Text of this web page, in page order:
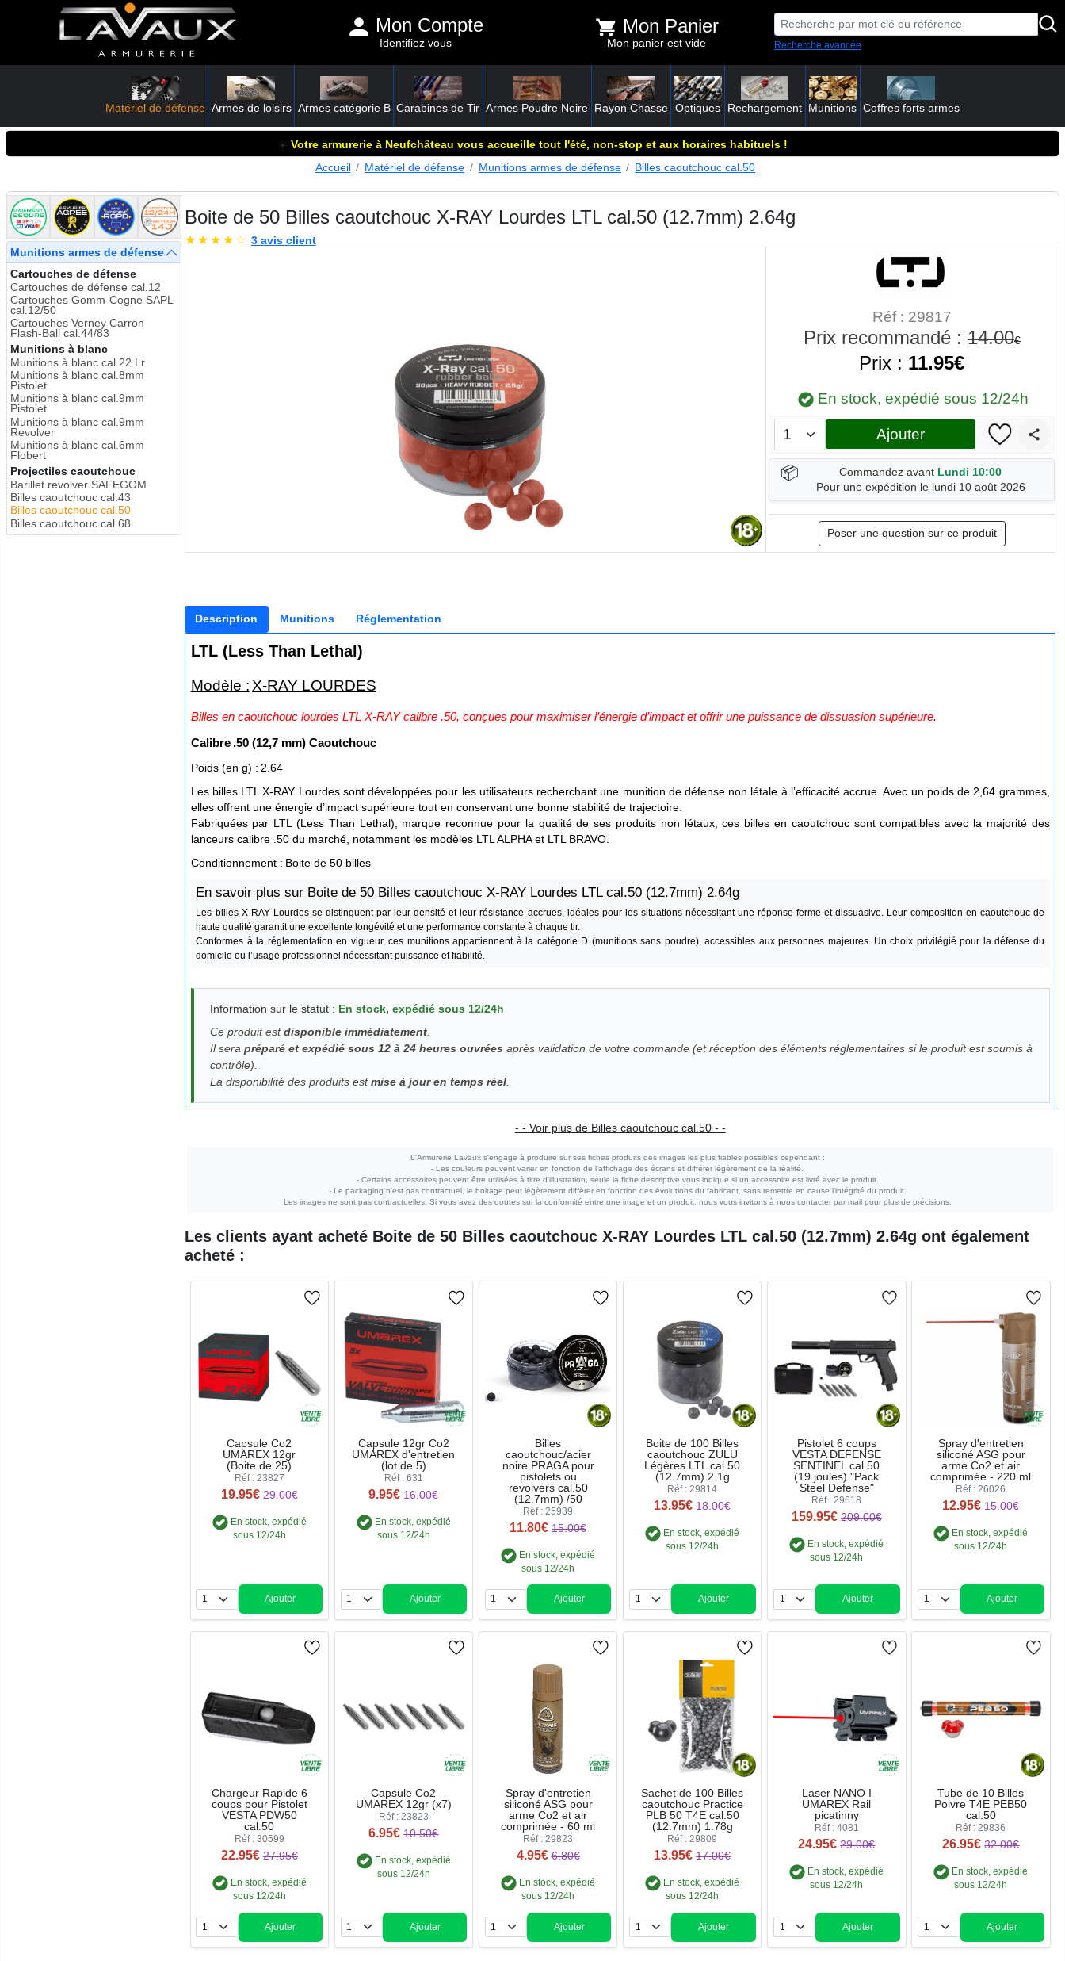
Mon Compte
Identifiez vous
Mon Panier
Mon panier est vide Recherche avancée
Matériel de défense Armes de loisirs Armes catégorie B Carabines de Tir Armes Poudre Noire Rayon Chasse Optiques Rechargement Munitions Coffres forts armes
☀️ Votre armurerie à Neufchâteau vous accueille tout l'été, non-stop et aux horaires habituels !
Accueil
Matériel de défense Munitions armes de défense Billes caoutchouc cal.50
Munitions armes de défense
Cartouches de défense
Cartouches de défense cal.12
Cartouches Gomm-Cogne SAPL
cal.12/50
Cartouches Verney Carron
Flash-Ball cal.44/83
Munitions à blanc
Munitions à blanc cal.22 Lr
Munitions à blanc cal.8mm
Pistolet
Munitions à blanc cal.9mm
Pistolet
Munitions à blanc cal.9mm
Revolver
Munitions à blanc cal.6mm
Flobert
Projectiles caoutchouc
Barillet revolver SAFEGOM
Billes caoutchouc cal.43
Billes caoutchouc cal.50
Billes caoutchouc cal.68
Boite de 50 Billes caoutchouc X-RAY Lourdes LTL cal.50 (12.7mm) 2.64g
★ ★ ★ ★ ☆ 3 avis client
Réf : 29817
Prix recommandé :14.00€
Prix : 11.95€
En stock, expédié sous 12/24h
Ajouter
📦 Commandez avant Lundi 10:00
Pour une expédition le lundi 10 août 2026
Poser une question sur ce produit
Description Munitions Réglementation
LTL (Less Than Lethal)
Modèle : X-RAY LOURDES
Billes en caoutchouc lourdes LTL X-RAY calibre .50, conçues pour maximiser l’énergie d’impact et offrir une puissance de dissuasion supérieure.
Calibre .50 (12,7 mm) Caoutchouc
Poids (en g) : 2.64
Les billes LTL X-RAY Lourdes sont développées pour les utilisateurs recherchant une munition de défense non létale à l’efficacité accrue. Avec un poids de 2,64 grammes,
elles offrent une énergie d’impact supérieure tout en conservant une bonne stabilité de trajectoire.
Fabriquées par LTL (Less Than Lethal), marque reconnue pour la qualité de ses produits non létaux, ces billes en caoutchouc sont compatibles avec la majorité des
lanceurs calibre .50 du marché, notamment les modèles LTL ALPHA et LTL BRAVO.
Conditionnement : Boite de 50 billes
En savoir plus sur Boite de 50 Billes caoutchouc X-RAY Lourdes LTL cal.50 (12.7mm) 2.64g
Les billes X-RAY Lourdes se distinguent par leur densité et leur résistance accrues, idéales pour les situations nécessitant une réponse ferme et dissuasive. Leur composition en caoutchouc de
haute qualité garantit une excellente longévité et une performance constante à chaque tir.
Conformes à la réglementation en vigueur, ces munitions appartiennent à la catégorie D (munitions sans poudre), accessibles aux personnes majeures. Un choix privilégié pour la défense du
domicile ou l’usage professionnel nécessitant puissance et fiabilité.
Information sur le statut : En stock, expédié sous 12/24h
Ce produit estdisponible immédiatement.
Il sera préparé et expédié sous 12 à 24 heures ouvréesaprès validation de votre commande (et réception des éléments réglementaires si le produit est soumis à
contrôle).
La disponibilité des produits estmise à jour en temps réel.
- - Voir plus de Billes caoutchouc cal.50 - -
L'Armurerie Lavaux s'engage à produire sur ses fiches produits des images les plus fiables possibles cependant :
- Les couleurs peuvent varier en fonction de l'affichage des écrans et différer légèrement de la réalité.
- Certains accessoires peuvent être utilisées à titre d'illustration, seule la fiche descriptive vous indique si un accessoire est livré avec le produit.
- Le packaging n'est pas contractuel, le boitage peut légèrement différer en fonction des évolutions du fabricant, sans remettre en cause l'intégrité du produit.
Les images ne sont pas contractuelles. Si vous avez des doutes sur la conformité entre une image et un produit, nous vous invitons à nous contacter par mail pour plus de précisions.
Les clients ayant acheté Boite de 50 Billes caoutchouc X-RAY Lourdes LTL cal.50 (12.7mm) 2.64g ont également
acheté :
Capsule Co2
UMAREX 12gr
(Boite de 25)
Réf : 23827
19.95€ 29.00€
En stock, expédié
sous 12/24h
Quantité
Ajouter
Capsule 12gr Co2
UMAREX d'entretien
(lot de 5)
Réf : 631
9.95€ 16.00€
En stock, expédié
sous 12/24h
Quantité
Ajouter
Billes
caoutchouc/acier
noire PRAGA pour
pistolets ou
revolvers cal.50
(12.7mm) /50
Réf : 25939
11.80€ 15.00€
En stock, expédié
sous 12/24h
Quantité
Ajouter
Boite de 100 Billes
caoutchouc ZULU
Légères LTL cal.50
(12.7mm) 2.1g
Réf : 29814
13.95€ 18.00€
En stock, expédié
sous 12/24h
Quantité
Ajouter
Pistolet 6 coups
VESTA DEFENSE
SENTINEL cal.50
(19 joules) "Pack
Steel Defense"
Réf : 29618
159.95€ 209.00€
En stock, expédié
sous 12/24h
Quantité
Ajouter
Spray d'entretien
siliconé ASG pour
arme Co2 et air
comprimée - 220 ml
Réf : 26026
12.95€ 15.00€
En stock, expédié
sous 12/24h
Quantité
Ajouter
Chargeur Rapide 6
coups pour Pistolet
VESTA PDW50
cal.50
Réf : 30599
22.95€ 27.95€
En stock, expédié
sous 12/24h
Quantité
Ajouter
Capsule Co2
UMAREX 12gr (x7)
Réf : 23823
6.95€ 10.50€
En stock, expédié
sous 12/24h
Quantité
Ajouter
Spray d'entretien
siliconé ASG pour
arme Co2 et air
comprimée - 60 ml
Réf : 29823
4.95€ 6.80€
En stock, expédié
sous 12/24h
Quantité
Ajouter
Sachet de 100 Billes
caoutchouc Practice
PLB 50 T4E cal.50
(12.7mm) 1.78g
Réf : 29809
13.95€ 17.00€
En stock, expédié
sous 12/24h
Quantité
Ajouter
Laser NANO I
UMAREX Rail
picatinny
Réf : 4081
24.95€ 29.00€
En stock, expédié
sous 12/24h
Quantité
Ajouter
Tube de 10 Billes
Poivre T4E PEB50
cal.50
Réf : 29836
26.95€ 32.00€
En stock, expédié
sous 12/24h
Quantité
Ajouter